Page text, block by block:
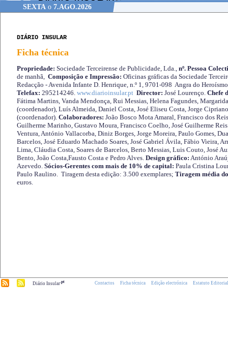
SEXTA o 7.AGO.2026
DIÁRIO INSULAR
Ficha técnica
Propriedade: Sociedade Terceirense de Publicidade, Lda., nº. Pessoa
de manhã, Composição e Impressão: Oficinas gráficas da Sociedade
Redacção - Avenida Infante D. Henrique, n.º 1, 9701-098 Angra do
Telefax: 295214246. www.diarioinsular.pt Director: José Lourenço. Chefe
Fátima Martins, Vanda Mendonça, Rui Messias, Helena Fagundes,
(coordenador), Luís Almeida, Daniel Costa, José Eliseu Costa, Jorge
(coordenador). Colaboradores: João Bosco Mota Amaral, Francisco dos
Guilherme Marinho, Gustavo Moura, Francisco Coelho, José Guilherme
Ventura, António Vallacorba, Diniz Borges, Jorge Moreira, Paulo Gomes,
Barcelos, José Eduardo Machado Soares, José Gabriel Ávila, Fábio Vieira,
Lima, Cláudia Costa, Soares de Barcelos, Berto Messias, Luis Couto, José
Bento, João Costa,Fausto Costa e Pedro Alves. Design gráfico: António
Azevedo. Sócios-Gerentes com mais de 10% de capital: Paula Cristina
Paulo Raulino. Tiragem desta edição: 3.500 exemplares; Tiragem média
euros.
Diário Insular.pt Contactos Ficha técnica Edição electrónica Estatuto Editorial